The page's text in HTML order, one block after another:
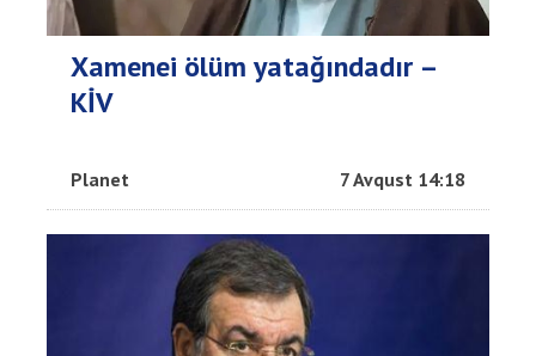
Xamenei ölüm yatağındadır –
KİV
Planet 7 Avqust 14:18